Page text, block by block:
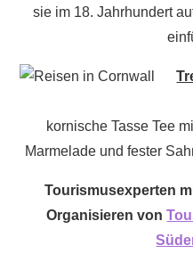
sie im 18. Jahrhundert
kornische Tasse Tee
Marmelade und fester
Tourismusexperten
Organisieren von